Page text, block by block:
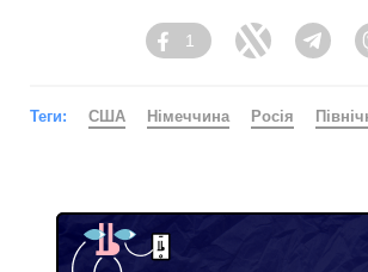
Facebook
1
Twitter
Теги: США Німеччина Росія